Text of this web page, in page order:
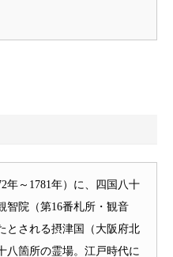
～1781年）に、四国八十
智院（第16番札所・観音
とされる摂津国（大阪府北
八箇所の霊場。江戸時代に